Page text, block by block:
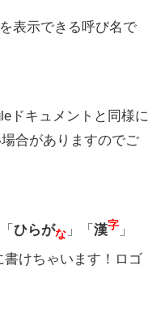
表示できる呼び名で
ドキュメントと同様に
合がありますのでご
ひらがな」「 漢字」
けちゃいます！ロゴ